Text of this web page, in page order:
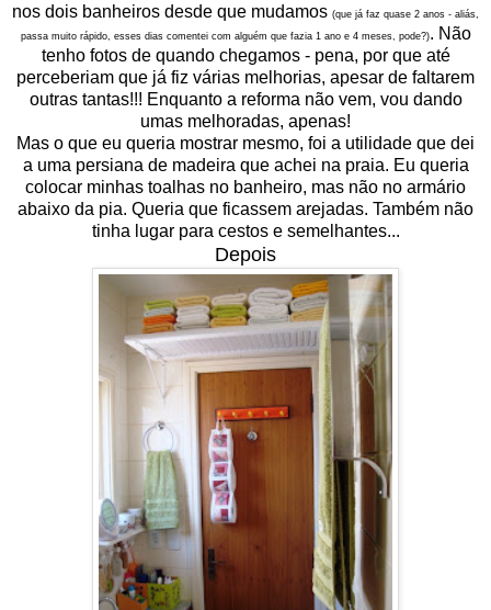
nos dois banheiros desde que mudamos (que já faz quase 2 anos - aliás,
passa muito rápido, esses dias comentei com alguém que fazia 1 ano e 4 meses, pode?). Não
tenho fotos de quando chegamos - pena, por que até
perceberiam que já fiz várias melhorias, apesar de faltarem
outras tantas!!! Enquanto a reforma não vem, vou dando
umas melhoradas, apenas!
Mas o que eu queria mostrar mesmo, foi a utilidade que dei
a uma persiana de madeira que achei na praia. Eu queria
colocar minhas toalhas no banheiro, mas não no armário
abaixo da pia. Queria que ficassem arejadas. Também não
tinha lugar para cestos e semelhantes...
Depois